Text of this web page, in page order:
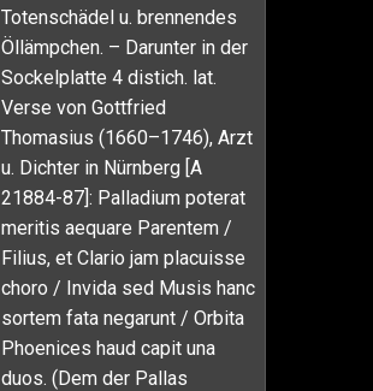
Totenschädel u. brennendes
Öllämpchen. – Darunter in der
Sockelplatte 4 distich. lat.
Verse von Gottfried
Thomasius (1660–1746), Arzt
u. Dichter in Nürnberg [A
21884-87]: Palladium poterat
meritis aequare Parentem /
Filius, et Clario jam placuisse
choro / Invida sed Musis hanc
sortem fata negarunt / Orbita
Phoenices haud capit una
duos. (Dem der Pallas